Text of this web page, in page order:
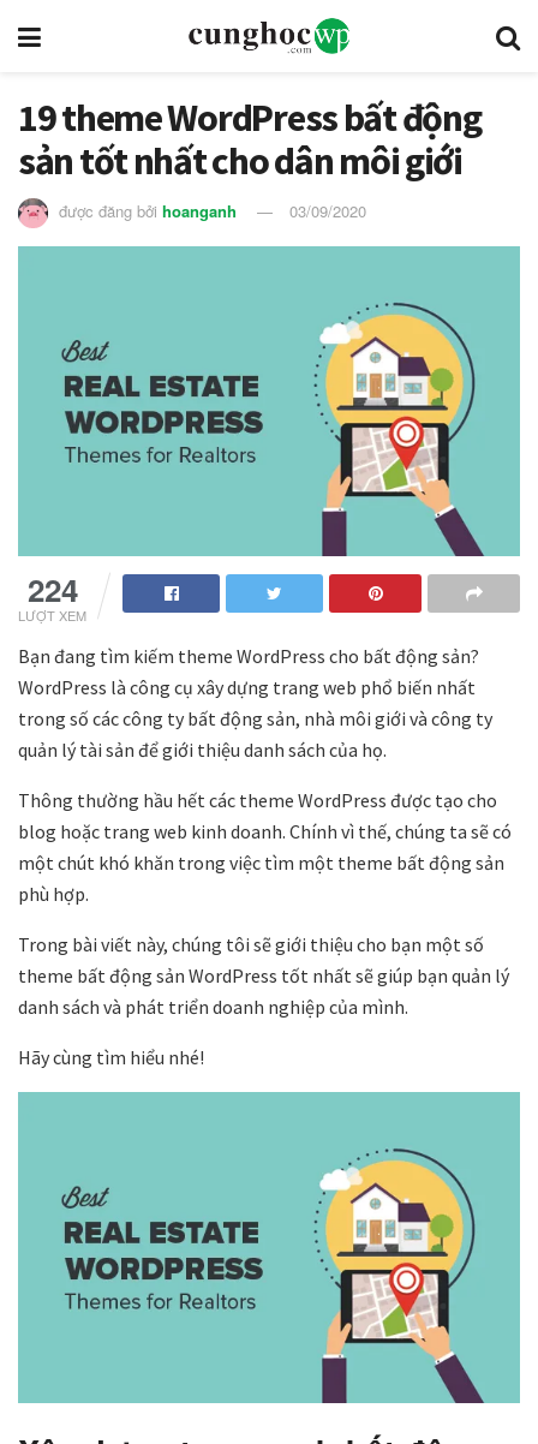
19 theme WordPress bất động
sản tốt nhất cho dân môi giới
được đăng bởi hoanganh 03/09/2020
224
LƯỢT XEM
Bạn đang tìm kiếm theme WordPress cho bất động sản?
WordPress là công cụ xây dựng trang web phổ biến nhất
trong số các công ty bất động sản, nhà môi giới và công ty
quản lý tài sản để giới thiệu danh sách của họ.
Thông thường hầu hết các theme WordPress được tạo cho
blog hoặc trang web kinh doanh. Chính vì thế, chúng ta sẽ có
một chút khó khăn trong việc tìm một theme bất động sản
phù hợp.
Trong bài viết này, chúng tôi sẽ giới thiệu cho bạn một số
theme bất động sản WordPress tốt nhất sẽ giúp bạn quản lý
danh sách và phát triển doanh nghiệp của mình.
Hãy cùng tìm hiểu nhé!